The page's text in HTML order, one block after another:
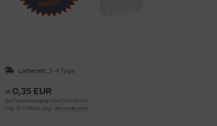
Lieferzeit: 3-4 Tage
ab 0,35 EUR
(bei Verpackungsgröße 1000 Stück)
zzgl. 19 % MwSt. zzgl. Versandkosten